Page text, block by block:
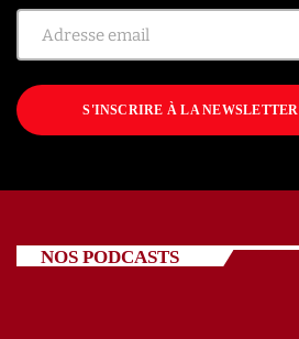
S'INSCRIRE À LA NEWSLETTER
NOS PODCASTS